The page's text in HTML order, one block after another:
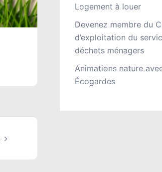
Logement à louer
Devenez membre du
d’exploitation du
déchets ménagers
Animations nature
Écogardes